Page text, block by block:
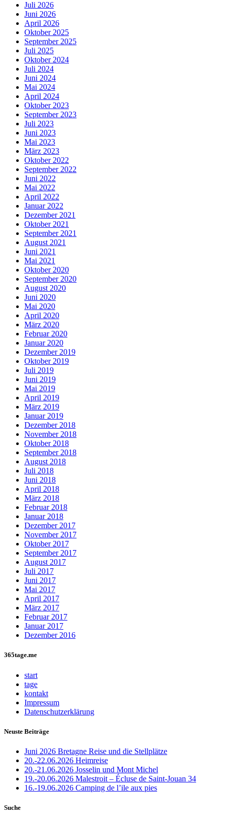
Juli 2026
Juni 2026
April 2026
Oktober 2025
September 2025
Juli 2025
Oktober 2024
Juli 2024
Juni 2024
Mai 2024
April 2024
Oktober 2023
September 2023
Juli 2023
Juni 2023
Mai 2023
März 2023
Oktober 2022
September 2022
Juni 2022
Mai 2022
April 2022
Januar 2022
Dezember 2021
Oktober 2021
September 2021
August 2021
Juni 2021
Mai 2021
Oktober 2020
September 2020
August 2020
Juni 2020
Mai 2020
April 2020
März 2020
Februar 2020
Januar 2020
Dezember 2019
Oktober 2019
Juli 2019
Juni 2019
Mai 2019
April 2019
März 2019
Januar 2019
Dezember 2018
November 2018
Oktober 2018
September 2018
August 2018
Juli 2018
Juni 2018
April 2018
März 2018
Februar 2018
Januar 2018
Dezember 2017
November 2017
Oktober 2017
September 2017
August 2017
Juli 2017
Juni 2017
Mai 2017
April 2017
März 2017
Februar 2017
Januar 2017
Dezember 2016
365tage.me
start
tage
kontakt
Impressum
Datenschutzerklärung
Neuste Beiträge
Juni 2026 Bretagne Reise und die Stellplätze
20.-22.06.2026 Heimreise
20.-21.06.2026 Josselin und Mont Michel
19.-20.06.2026 Malestroit – Écluse de Saint-Jouan 34
16.-19.06.2026 Camping de l’ile aux pies
Suche